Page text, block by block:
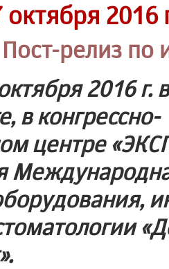
октября 2016
Пост-релиз по
2016 г.
в конгрессно-
центре